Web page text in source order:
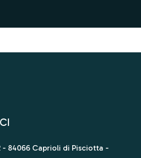
- 84066 Caprioli di Pisciotta -